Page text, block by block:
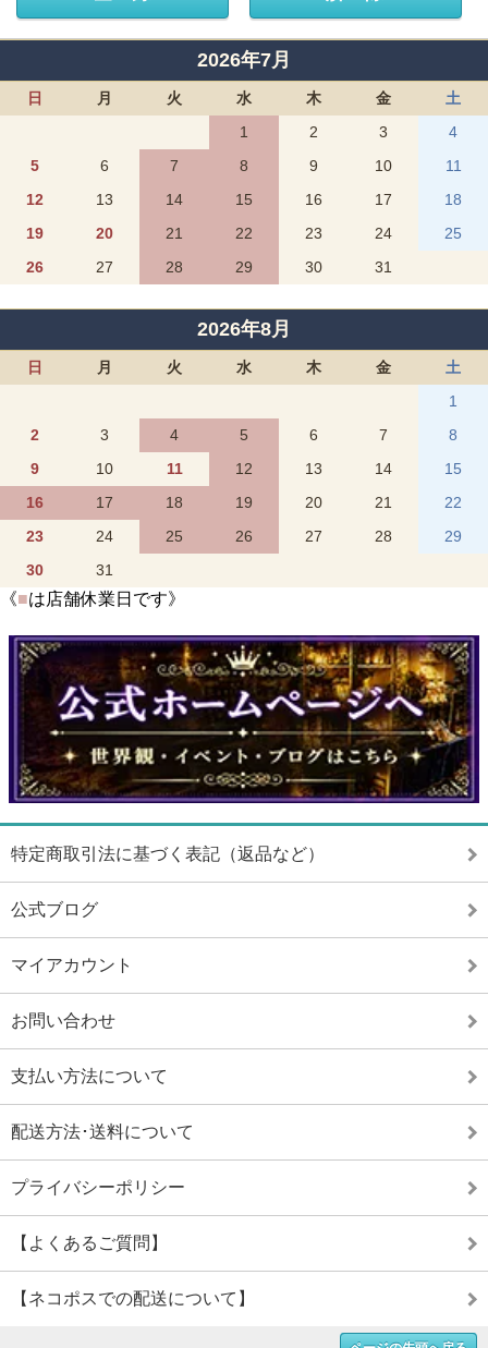
2026年7月
日 月 火 水 木 金
土
1
2 3
4
5
6 7 8 9 10
11
12
13 14 15 16 17
18
19
20 21 22 23 24
25
26
27 28 29 30 31
2026年8月
日 月 火 水 木 金
土
1
2
3 4 5 6 7
8
9
10 11 12 13 14
15
16
17 18 19 20 21
22
23
24 25 26 27 28
29
30
31
《■は店舗休業日です》
特定商取引法に基づく表記（返品など）
公式ブログ
マイアカウント
お問い合わせ
支払い方法について
配送方法･送料について
プライバシーポリシー
【よくあるご質問】
【ネコポスでの配送について】